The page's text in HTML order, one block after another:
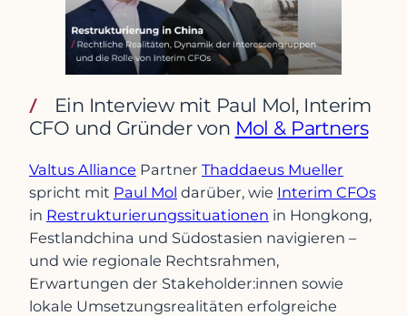
Ein Interview mit Paul Mol, Interim
CFO und Gründer von Mol & Partners
Valtus Alliance Partner Thaddaeus Mueller
spricht mit Paul Mol darüber, wie Interim CFOs
in Restrukturierungssituationen in Hongkong,
Festlandchina und Südostasien navigieren –
und wie regionale Rechtsrahmen,
Erwartungen der Stakeholder:innen sowie
lokale Umsetzungsrealitäten erfolgreiche